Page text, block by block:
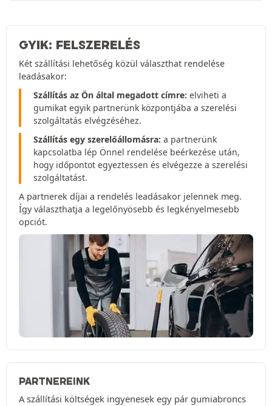
GYIK: FELSZERELÉS
Két szállítási lehetőség közül választhat rendelése
leadásakor:
Szállítás az Ön által megadott címre: elviheti a
gumikat egyik partnerünk központjába a szerelési
szolgáltatás elvégzéséhez.
Szállítás egy szerelőállomásra: a partnerünk
kapcsolatba lép Önnel rendelése beérkezése után,
hogy időpontot egyeztessen és elvégezze a szerelési
szolgáltatást.
A partnerek díjai a rendelés leadásakor jelennek meg.
Így választhatja a legelőnyösebb és legkényelmesebb
opciót.
PARTNEREINK
A szállítási költségek ingyenesek egy pár gumiabroncs